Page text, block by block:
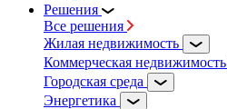
Решения
Все решения
Жилая недвижимость
Коммерческая недвижимость
Городская среда
Энергетика